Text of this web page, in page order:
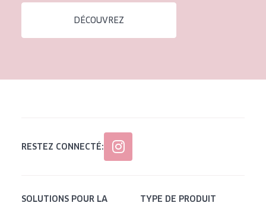
DÉCOUVREZ
RESTEZ CONNECTÉ:
SOLUTIONS POUR LA
TYPE DE PRODUIT